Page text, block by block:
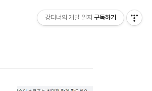
강디너의 개발 일지 구독하기